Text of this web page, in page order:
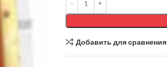
Добавить для сравнения